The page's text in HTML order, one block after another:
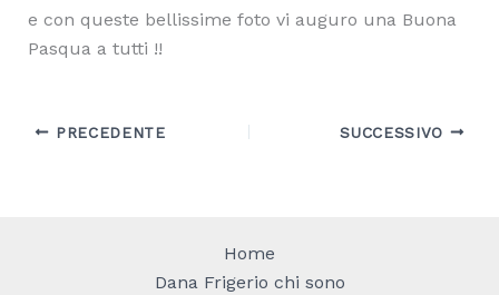
e con queste bellissime foto vi auguro una Buona
Pasqua a tutti !!
PRECEDENTE SUCCESSIVO
Home
Dana Frigerio chi sono